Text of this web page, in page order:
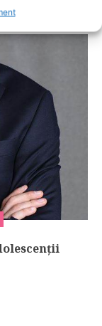
of Grey